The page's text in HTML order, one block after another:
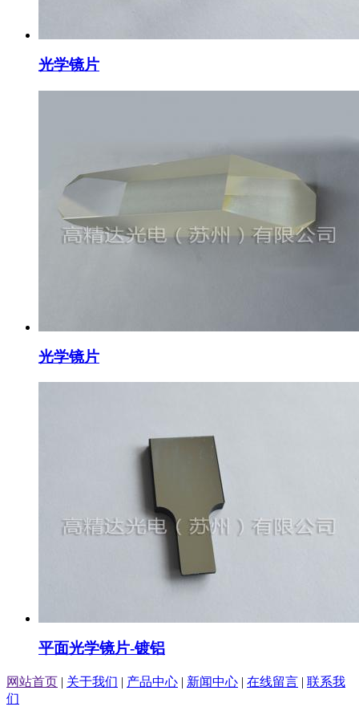
光学镜片
光学镜片
平面光学镜片-镀铝
网站首页 | 关于我们 | 产品中心 | 新闻中心 | 在线留言 | 联系我
们